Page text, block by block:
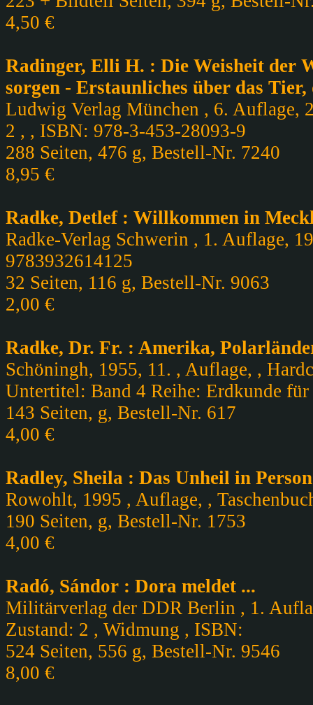
4,50 €
Radinger, Elli H. : Die Weisheit der
sorgen - Erstaunliches über das
Ludwig Verlag München , 6. Auflage,
2 , , ISBN: 978-3-453-28093-9
288 Seiten, 476 g, Bestell-Nr. 7240
8,95 €
Radke, Detlef : Willkommen in
Radke-Verlag Schwerin , 1. Auflage,
9783932614125
32 Seiten, 116 g, Bestell-Nr. 9063
2,00 €
Radke, Dr. Fr. : Amerika,
Schöningh, 1955, 11. , Auflage, ,
Untertitel: Band 4 Reihe: Erdkunde
143 Seiten, g, Bestell-Nr. 617
4,00 €
Radley, Sheila : Das Unheil in Person
Rowohlt, 1995 , Auflage, ,
190 Seiten, g, Bestell-Nr. 1753
4,00 €
Radó, Sándor : Dora meldet ...
Militärverlag der DDR Berlin , 1.
Zustand: 2 , Widmung , ISBN:
524 Seiten, 556 g, Bestell-Nr. 9546
8,00 €